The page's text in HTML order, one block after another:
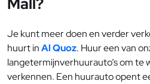
Je kunt meer doen en verder
huurt inAl Quoz. Huur een van
langetermijnverhuurauto’s om te
verkennen. Een huurauto opent